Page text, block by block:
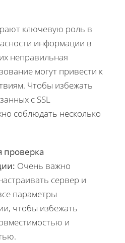
ключевую роль в
информации в
неправильная
могут привести к
Чтобы избежать
с SSL
соблюдать несколько
проверка
Очень важно
сервер и
параметры
чтобы избежать
и